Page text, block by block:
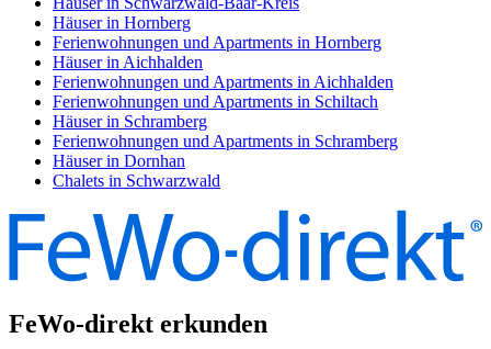
Häuser in Hornberg
Ferienwohnungen und Apartments in Hornberg
Häuser in Aichhalden
Ferienwohnungen und Apartments in Aichhalden
Ferienwohnungen und Apartments in Schiltach
Häuser in Schramberg
Ferienwohnungen und Apartments in Schramberg
Häuser in Dornhan
Chalets in Schwarzwald
FeWo-direkt erkunden